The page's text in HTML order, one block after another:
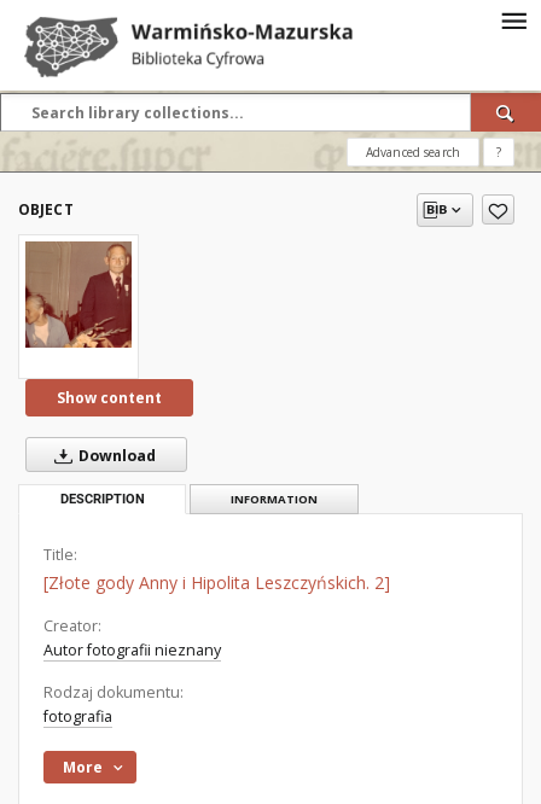
Advanced search ?
OBJECT
Show content
Download
DESCRIPTION INFORMATION
Title:
[Złote gody Anny i Hipolita Leszczyńskich. 2]
Creator:
Autor fotografii nieznany
Rodzaj dokumentu:
fotografia
More